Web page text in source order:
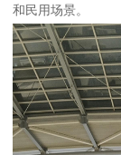
和民用场景。